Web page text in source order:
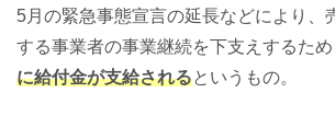
5月の緊急事態宣言の延長などにより、
する事業者の事業継続を下支えするため
に給付金が支給されるというもの。